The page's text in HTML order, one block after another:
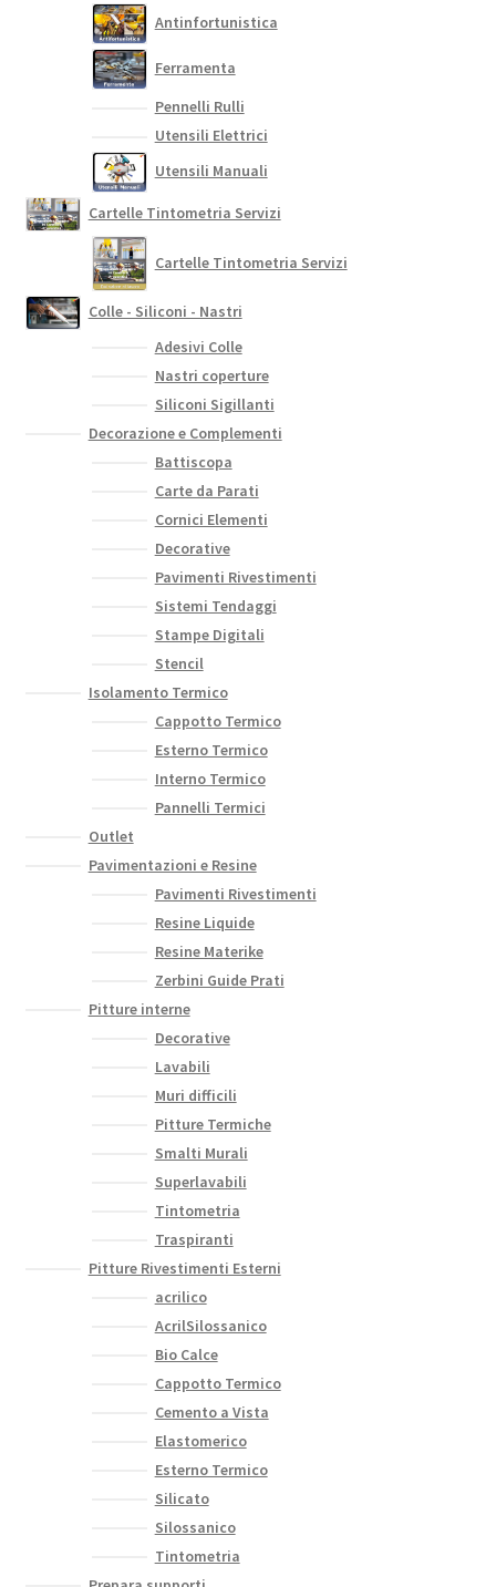
Antinfortunistica
Ferramenta
Pennelli Rulli
Utensili Elettrici
Utensili Manuali
Cartelle Tintometria Servizi
Cartelle Tintometria Servizi
Colle - Siliconi - Nastri
Adesivi Colle
Nastri coperture
Siliconi Sigillanti
Decorazione e Complementi
Battiscopa
Carte da Parati
Cornici Elementi
Decorative
Pavimenti Rivestimenti
Sistemi Tendaggi
Stampe Digitali
Stencil
Isolamento Termico
Cappotto Termico
Esterno Termico
Interno Termico
Pannelli Termici
Outlet
Pavimentazioni e Resine
Pavimenti Rivestimenti
Resine Liquide
Resine Materike
Zerbini Guide Prati
Pitture interne
Decorative
Lavabili
Muri difficili
Pitture Termiche
Smalti Murali
Superlavabili
Tintometria
Traspiranti
Pitture Rivestimenti Esterni
acrilico
AcrilSilossanico
Bio Calce
Cappotto Termico
Cemento a Vista
Elastomerico
Esterno Termico
Silicato
Silossanico
Tintometria